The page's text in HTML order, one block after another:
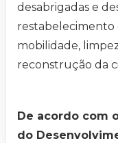
desabrigadas e
restabelecimento
mobilidade,
reconstrução da
De acordo com
do